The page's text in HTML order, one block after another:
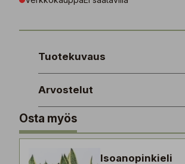
Tuotekuvaus
Arvostelut
Osta myös
Isoanopinkieli